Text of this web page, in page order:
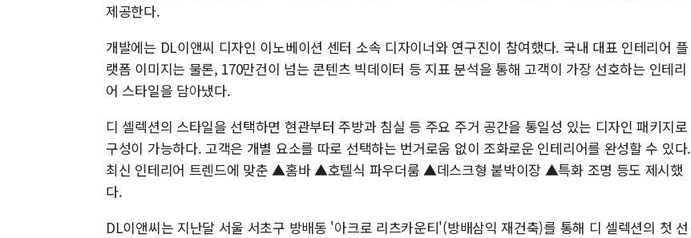
제공한다.
개발에는 DL이앤씨 디자인 이노베이션 센터 소속 디자이너와 연구진이 참여했다. 국내 대표 인테리어 플
랫폼 이미지는 물론, 170만건이 넘는 콘텐츠 빅데이터 등 지표 분석을 통해 고객이 가장 선호하는 인테리
어 스타일을 담아냈다.
디 셀렉션의 스타일을 선택하면 현관부터 주방과 침실 등 주요 주거 공간을 통일성 있는 디자인 패키지로
구성이 가능하다. 고객은 개별 요소를 따로 선택하는 번거로움 없이 조화로운 인테리어를 완성할 수 있다.
최신 인테리어 트렌드에 맞춘 ▲홈바 ▲호텔식 파우더룸 ▲데스크형 붙박이장 ▲특화 조명 등도 제시했
다.
DL이앤씨는 지난달 서울 서초구 방배동 '아크로 리츠카운티'(방배삼익 재건축)를 통해 디 셀렉션의 첫 선